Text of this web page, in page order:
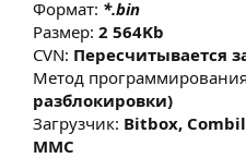
двигателя, а в
использовании
(согласно ТТХ
модернизированная
настроенная
Формат: *.bin
Размер: 2 564Kb
CVN: Пересчитывается
Метод
разблокировки)
Загрузчик: Bitbox,
MMC